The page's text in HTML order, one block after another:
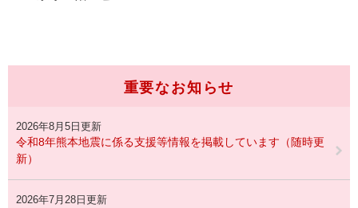
重要なお知らせ
2026年8月5日更新
令和8年熊本地震に係る支援等情報を掲載しています（随時更
新）
2026年7月28日更新